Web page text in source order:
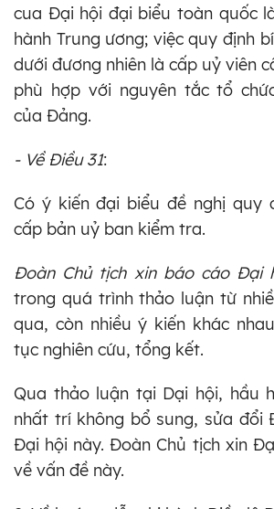
cua Đại hội đại biểu toàn quốc
hành Trung ương; việc quy định
dưới đương nhiên là cấp uỷ viên
phù hợp với nguyên tắc tổ
của Đảng.
- Về Điều 31:
Có ý kiến đại biểu đề nghị quy
cấp bản uỷ ban kiểm tra.
Đoàn Chủ tịch xin báo cáo Đại
trong quá trình thảo luận từ
qua, còn nhiều ý kiến khác
tục nghiên cứu, tổng kết.
Qua thảo luận tại Dại hội, hầu
nhất trí không bổ sung, sửa đổi
Đại hội này. Đoàn Chủ tịch xin
về vấn đề này.